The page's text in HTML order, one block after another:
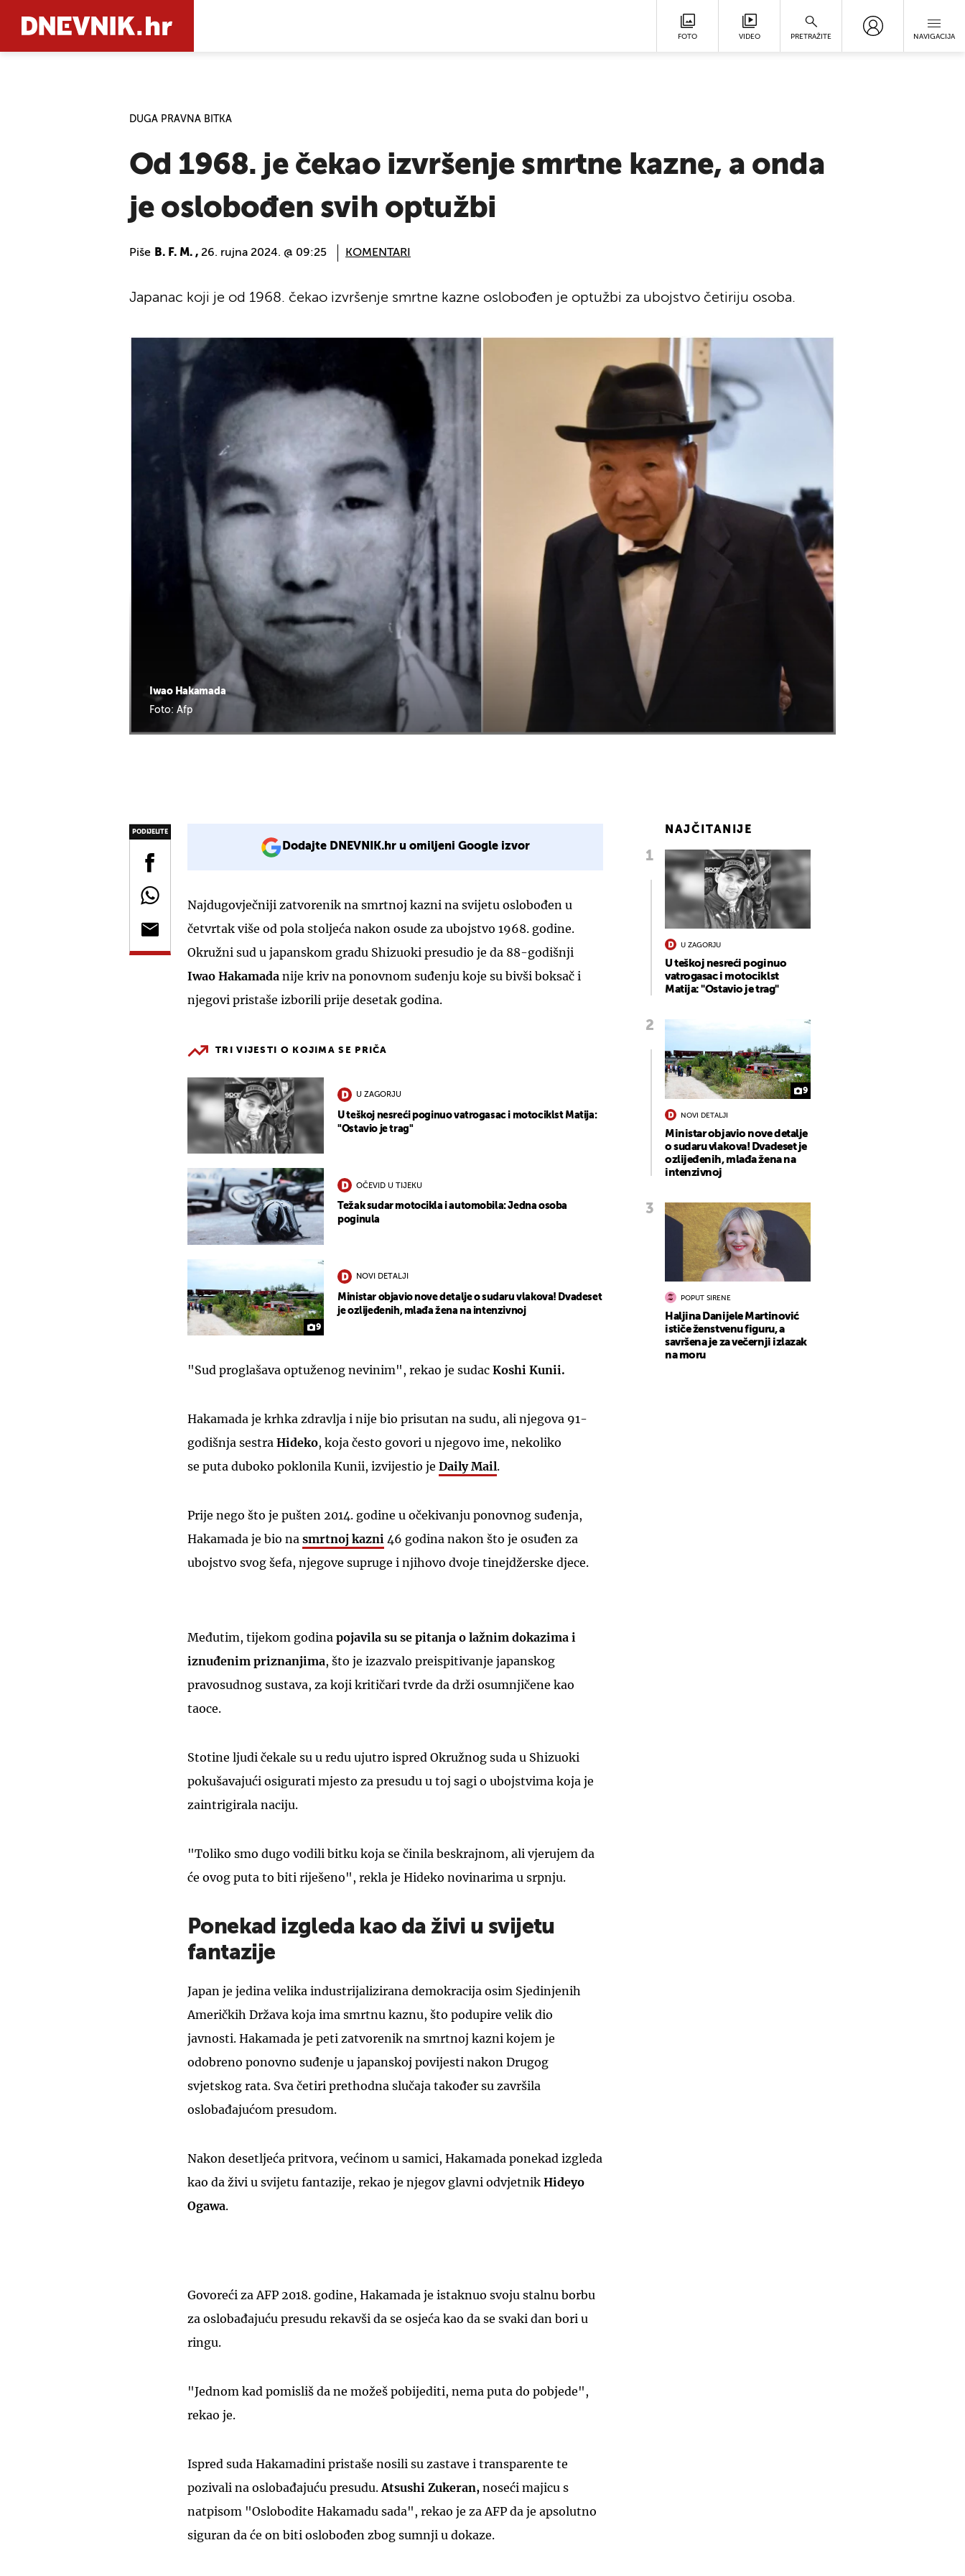
FOTO VIDEO PRETRAŽITE NAVIGACIJA
DUGA PRAVNA BITKA
Od 1968. je čekao izvršenje smrtne kazne, a onda
je oslobođen svih optužbi
Piše B. F. M. , 26. rujna 2024. @ 09:25 KOMENTARI
Iwao Hakamada
Foto: Afp
Japanac koji je od 1968. čekao izvršenje smrtne kazne oslobođen je optužbi za ubojstvo četiriju osoba.
PODIJELITE
Dodajte DNEVNIK.hr u omiljeni Google izvor
Najdugovječniji zatvorenik na smrtnoj kazni na svijetu oslobođen u
četvrtak više od pola stoljeća nakon osude za ubojstvo 1968. godine.
Okružni sud u japanskom gradu Shizuoki presudio je da 88-godišnji
Iwao Hakamada nije kriv na ponovnom suđenju koje su bivši boksač i
njegovi pristaše izborili prije desetak godina.
TRI VIJESTI O KOJIMA SE PRIČA
U ZAGORJU
U teškoj nesreći poginuo vatrogasac i motociklst Matija:
"Ostavio je trag"
OČEVID U TIJEKU
Težak sudar motocikla i automobila: Jedna osoba
poginula
9
NOVI DETALJI
Ministar objavio nove detalje o sudaru vlakova! Dvadeset
je ozlijeđenih, mlađa žena na intenzivnoj
"Sud proglašava optuženog nevinim", rekao je sudac Koshi Kunii.
Hakamada je krhka zdravlja i nije bio prisutan na sudu, ali njegova 91-
godišnja sestra Hideko, koja često govori u njegovo ime, nekoliko
se puta duboko poklonila Kunii, izvijestio je Daily Mail.
Prije nego što je pušten 2014. godine u očekivanju ponovnog suđenja,
Hakamada je bio na smrtnoj kazni 46 godina nakon što je osuđen za
ubojstvo svog šefa, njegove supruge i njihovo dvoje tinejdžerske djece.
Međutim, tijekom godina pojavila su se pitanja o lažnim dokazima i
iznuđenim priznanjima, što je izazvalo preispitivanje japanskog
pravosudnog sustava, za koji kritičari tvrde da drži osumnjičene kao
taoce.
Stotine ljudi čekale su u redu ujutro ispred Okružnog suda u Shizuoki
pokušavajući osigurati mjesto za presudu u toj sagi o ubojstvima koja je
zaintrigirala naciju.
"Toliko smo dugo vodili bitku koja se činila beskrajnom, ali vjerujem da
će ovog puta to biti riješeno", rekla je Hideko novinarima u srpnju.
Ponekad izgleda kao da živi u svijetu
fantazije
Japan je jedina velika industrijalizirana demokracija osim Sjedinjenih
Američkih Država koja ima smrtnu kaznu, što podupire velik dio
javnosti. Hakamada je peti zatvorenik na smrtnoj kazni kojem je
odobreno ponovno suđenje u japanskoj povijesti nakon Drugog
svjetskog rata. Sva četiri prethodna slučaja također su završila
oslobađajućom presudom.
Nakon desetljeća pritvora, većinom u samici, Hakamada ponekad izgleda
kao da živi u svijetu fantazije, rekao je njegov glavni odvjetnik Hideyo
Ogawa.
Govoreći za AFP 2018. godine, Hakamada je istaknuo svoju stalnu borbu
za oslobađajuću presudu rekavši da se osjeća kao da se svaki dan bori u
ringu.
"Jednom kad pomisliš da ne možeš pobijediti, nema puta do pobjede",
rekao je.
Ispred suda Hakamadini pristaše nosili su zastave i transparente te
pozivali na oslobađajuću presudu.Atsushi Zukeran, noseći majicu s
natpisom "Oslobodite Hakamadu sada", rekao je za AFP da je apsolutno
siguran da će on biti oslobođen zbog sumnji u dokaze.
NAJČITANIJE
U ZAGORJU
U teškoj nesreći poginuo
vatrogasac i motociklst
Matija: "Ostavio je trag"
9
NOVI DETALJI
Ministar objavio nove detalje
o sudaru vlakova! Dvadeset je
ozlijeđenih, mlađa žena na
intenzivnoj
POPUT SIRENE
Haljina Danijele Martinović
ističe ženstvenu figuru, a
savršena je za večernji izlazak
na moru